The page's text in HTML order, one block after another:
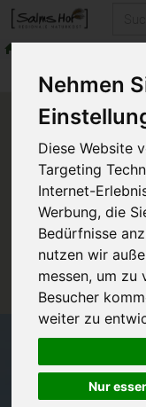
Nehmen
Diese Website
Targeting
Internet-
Werbung, die
Bedürfnisse
nutzen wir
messen, um zu
Besucher
weiter zu
Nur
Produkte
Produkt
verfügbar.
Das von Ihnen
nicht verfügbar.